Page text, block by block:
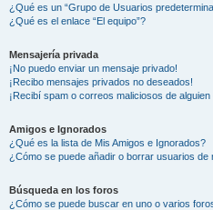
¿Qué es un “Grupo de Usuarios
¿Qué es el enlace “El equipo”?
Mensajería privada
¡No puedo enviar un mensaje privado!
¡Recibo mensajes privados no deseados!
¡Recibí spam o correos maliciosos de alguien
Amigos e Ignorados
¿Qué es la lista de Mis Amigos e Ignorados?
¿Cómo se puede añadir o borrar usuarios de
Búsqueda en los foros
¿Cómo se puede buscar en uno o varios